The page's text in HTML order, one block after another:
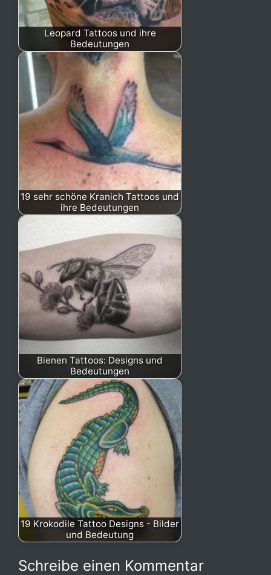
Leopard Tattoos und ihre
Bedeutungen
19 sehr schöne Kranich Tattoos und
ihre Bedeutungen
Bienen Tattoos: Designs und
Bedeutungen
19 Krokodile Tattoo Designs - Bilder
und Bedeutung
Schreibe einen Kommentar